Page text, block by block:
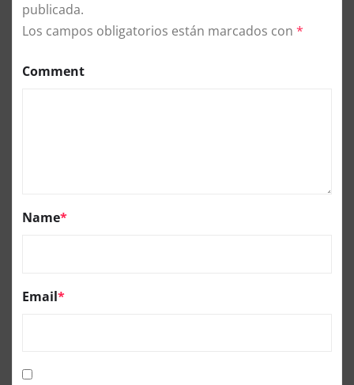
publicada.
Los campos obligatorios están marcados con *
Comment
Name*
Email*